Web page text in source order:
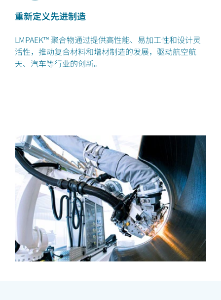
重新定义先进制造
LMPAEK™ 聚合物通过提供高性能、易加工性和设计灵
活性，推动复合材料和增材制造的发展，驱动航空航
天、汽车等行业的创新。